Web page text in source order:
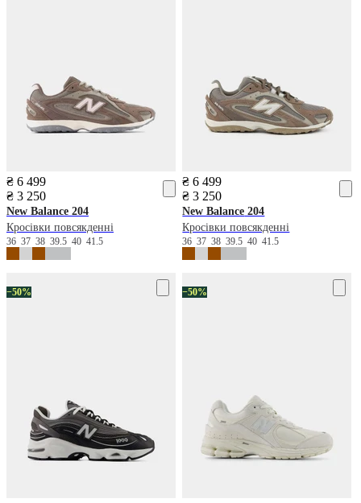
₴ 6 499
₴ 3 250
New Balance 204
Кросівки повсякденні
36 37 38 39.5 40 41.5
₴ 6 499
₴ 3 250
New Balance 204
Кросівки повсякденні
36373839.54041.5
−50% −50%